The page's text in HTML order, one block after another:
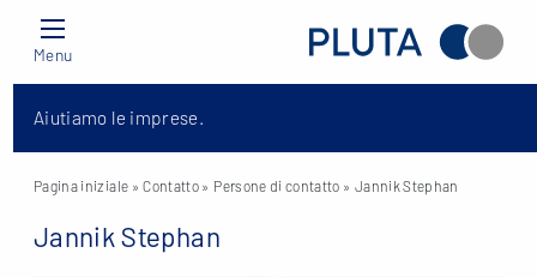
Menu
Aiutiamo le imprese.
Pagina iniziale » Contatto » Persone di contatto » Jannik Stephan
Jannik Stephan